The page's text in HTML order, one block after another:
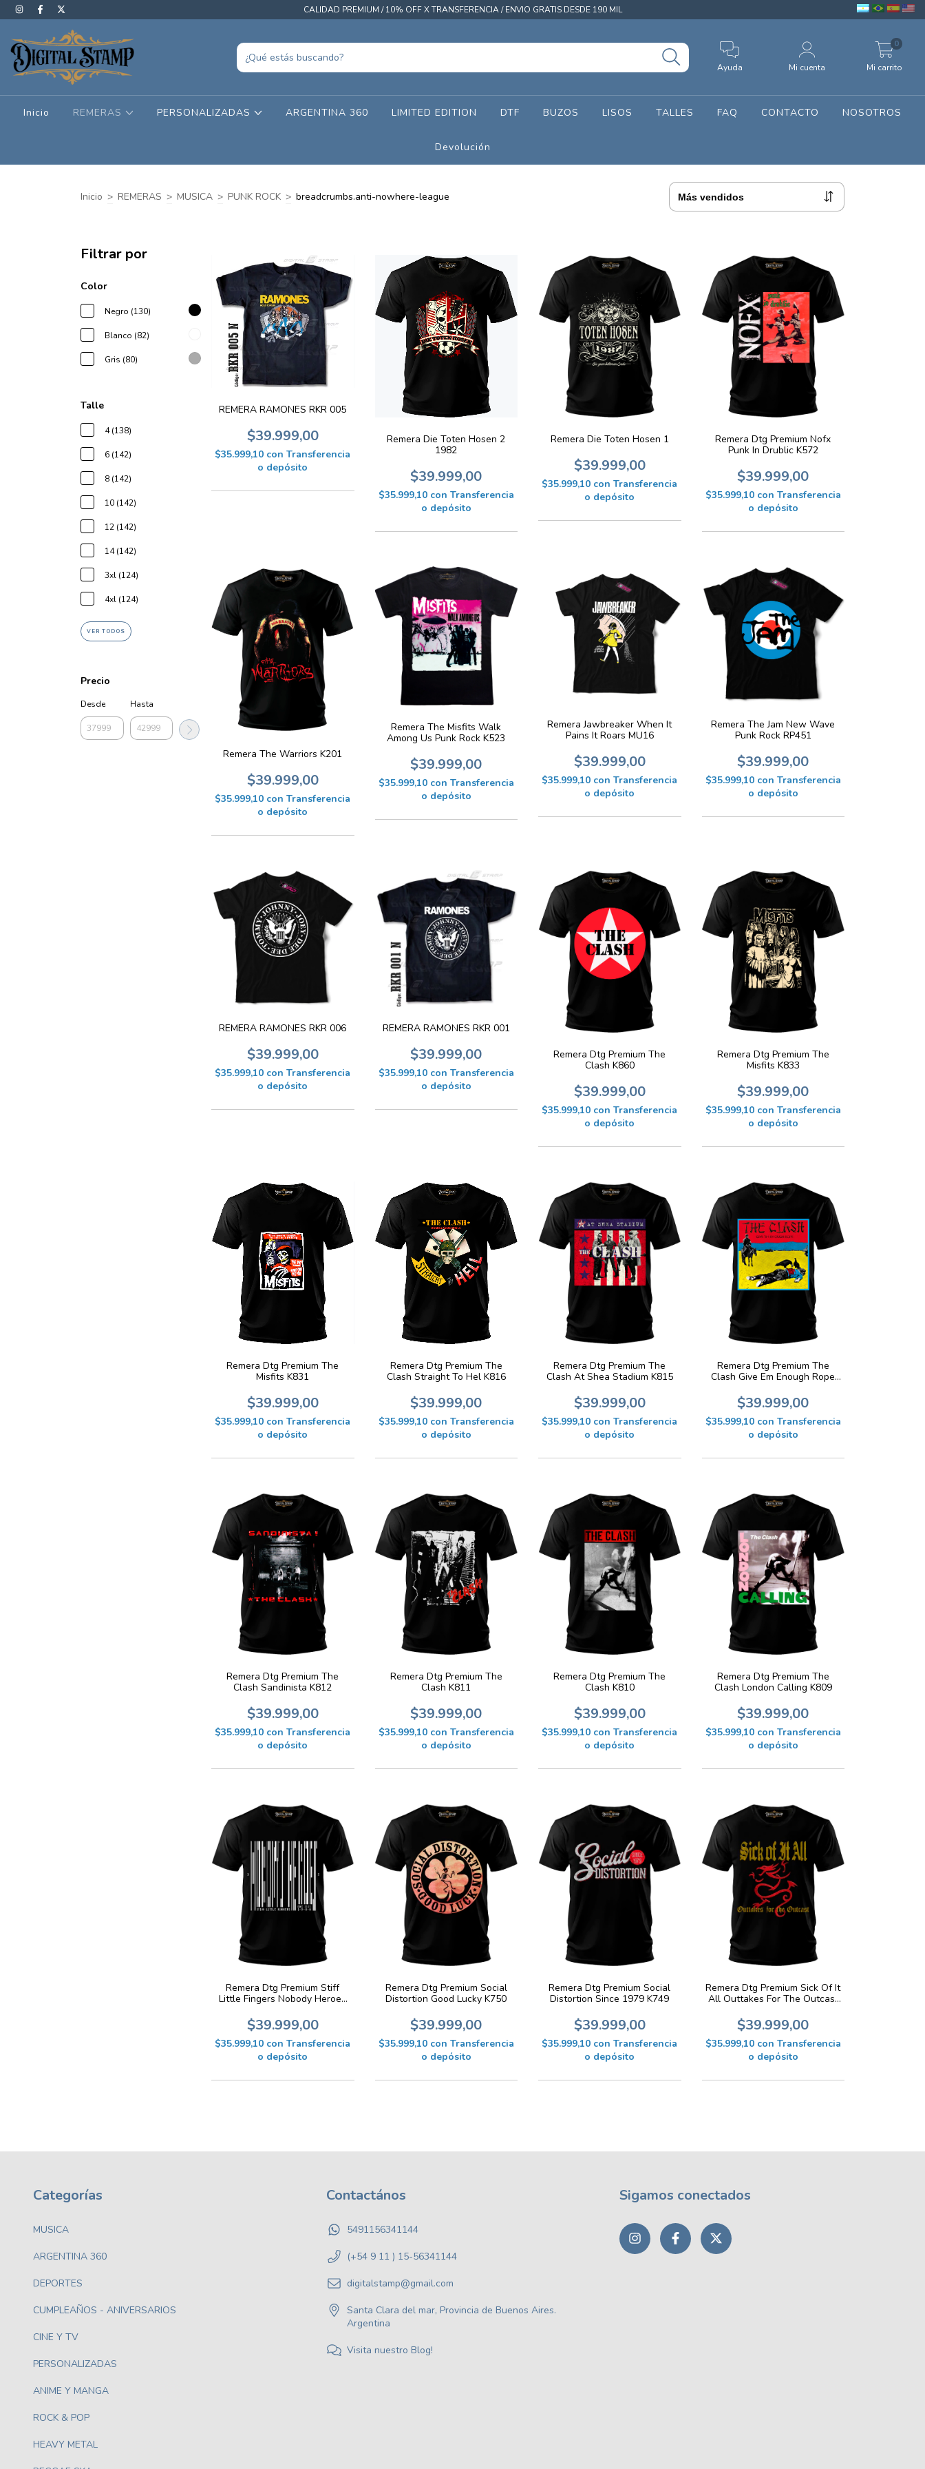
CALIDAD PREMIUM / 10% OFF X TRANSFERENCIA / ENVIO GRATIS DESDE 190 MIL
Ayuda Mi cuenta Mi carrito
0
Inicio REMERAS PERSONALIZADAS ARGENTINA 360 LIMITED EDITION DTF BUZOS LISOS TALLES FAQ CONTACTO NOSOTROS
Devolución
Inicio > REMERAS > MUSICA > PUNK ROCK > breadcrumbs.anti-nowhere-league
Filtrar por
Color
Negro (130)
Blanco (82)
Gris (80)
Talle
4 (138)
6 (142)
8 (142)
10 (142)
12 (142)
14 (142)
3xl (124)
4xl (124)
VER TODOS
Precio
Desde Hasta
REMERA RAMONES RKR 005
$39.999,00
$35.999,10 con Transferencia
o depósito
Remera Die Toten Hosen 2
1982
$39.999,00
$35.999,10 con Transferencia
o depósito
Remera Die Toten Hosen 1
$39.999,00
$35.999,10 con Transferencia
o depósito
Remera Dtg Premium Nofx
Punk In Drublic K572
$39.999,00
$35.999,10 con Transferencia
o depósito
Remera The Warriors K201
$39.999,00
$35.999,10 con Transferencia
o depósito
Remera The Misfits Walk
Among Us Punk Rock K523
$39.999,00
$35.999,10 con Transferencia
o depósito
Remera Jawbreaker When It
Pains It Roars MU16
$39.999,00
$35.999,10 con Transferencia
o depósito
Remera The Jam New Wave
Punk Rock RP451
$39.999,00
$35.999,10 con Transferencia
o depósito
REMERA RAMONES RKR 006
$39.999,00
$35.999,10 con Transferencia
o depósito
REMERA RAMONES RKR 001
$39.999,00
$35.999,10 con Transferencia
o depósito
Remera Dtg Premium The
Clash K860
$39.999,00
$35.999,10 con Transferencia
o depósito
Remera Dtg Premium The
Misfits K833
$39.999,00
$35.999,10 con Transferencia
o depósito
Remera Dtg Premium The
Misfits K831
$39.999,00
$35.999,10 con Transferencia
o depósito
Remera Dtg Premium The
Clash Straight To Hel K816
$39.999,00
$35.999,10 con Transferencia
o depósito
Remera Dtg Premium The
Clash At Shea Stadium K815
$39.999,00
$35.999,10 con Transferencia
o depósito
Remera Dtg Premium The
Clash Give Em Enough Rope
$39.999,00
$35.999,10 con Transferencia
o depósito
Remera Dtg Premium The
Clash Sandinista K812
$39.999,00
$35.999,10 con Transferencia
o depósito
Remera Dtg Premium The
Clash K811
$39.999,00
$35.999,10 con Transferencia
o depósito
Remera Dtg Premium The
Clash K810
$39.999,00
$35.999,10 con Transferencia
o depósito
Remera Dtg Premium The
Clash London Calling K809
$39.999,00
$35.999,10 con Transferencia
o depósito
Remera Dtg Premium Stiff
Little Fingers Nobody Heroes
$39.999,00
$35.999,10 con Transferencia
o depósito
Remera Dtg Premium Social
Distortion Good Lucky K750
$39.999,00
$35.999,10 con Transferencia
o depósito
Remera Dtg Premium Social
Distortion Since 1979 K749
$39.999,00
$35.999,10 con Transferencia
o depósito
Remera Dtg Premium Sick Of It
All Outtakes For The Outcast
$39.999,00
$35.999,10 con Transferencia
o depósito
Categorías
MUSICA
ARGENTINA 360
DEPORTES
CUMPLEAÑOS - ANIVERSARIOS
CINE Y TV
PERSONALIZADAS
ANIME Y MANGA
ROCK & POP
HEAVY METAL
Contactános
5491156341144
(+54 9 11 ) 15-56341144
digitalstamp@gmail.com
Santa Clara del mar, Provincia de Buenos Aires.
Argentina
Visita nuestro Blog!
Sigamos conectados